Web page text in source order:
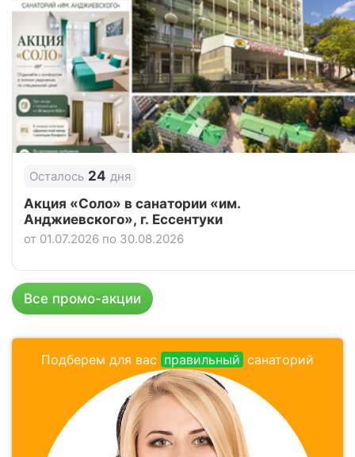
Санаторий «Исток», Ессентуки
Цена в сутки от20 600руб.
Рейтинг 4.8
Отзывы 13 отзывов
Санаторий «Нива», Ессентуки
Рейтинг 4.4
Санаторий «Центр-Союз», Ессентуки
Рейтинг 3.9
16 отзывов
Осталось 24 дня
Акция «Соло» в санатории «им.
Анджиевского», г. Ессентуки
от 01.07.2026 по 30.08.2026
Все промо-акции
Подберем для вас правильный санаторий